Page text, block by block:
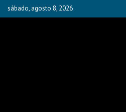
sábado, agosto 8, 2026